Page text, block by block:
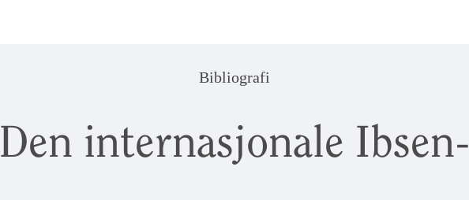
Bibliografi
Den internasjonale Ibsen-